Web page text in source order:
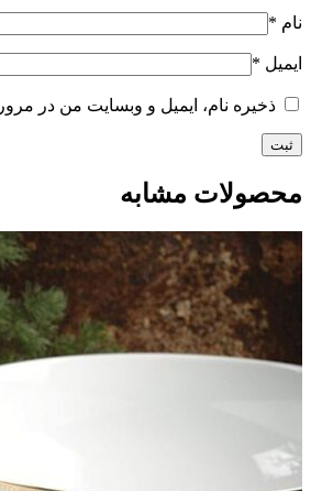
نام *
ایمیل *
ذخیره نام، ایمیل و وبسایت من در
محصولات مشابه